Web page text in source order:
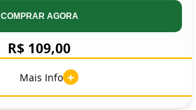
COMPRAR AGORA
R$ 109,00
Mais Info +